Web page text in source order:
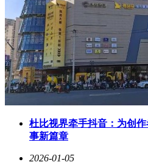
杜比视界牵手抖音：为创
事新篇章
2026-01-05